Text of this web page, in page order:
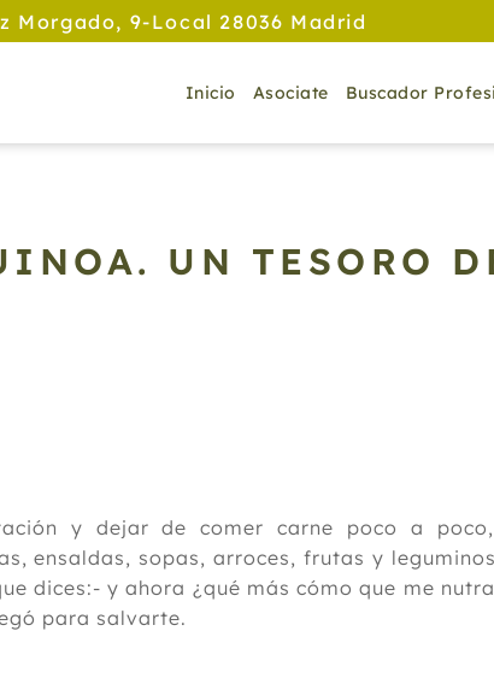
Morgado, 9-Local 28036 Madrid
Inicio Asociate Buscador
UN TESORO
y dejar de comer carne poco a
ensaldas, sopas, arroces, frutas y
dices:- y ahora ¿qué más cómo que me
para salvarte.